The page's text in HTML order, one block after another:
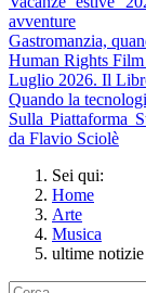
avventure
Gastromanzia,
Human Rights
Luglio 2026. Il
Quando la
Sulla Piattaforma
da Flavio Sciolè
Sei qui:
Home
Arte
Musica
ultime notizie